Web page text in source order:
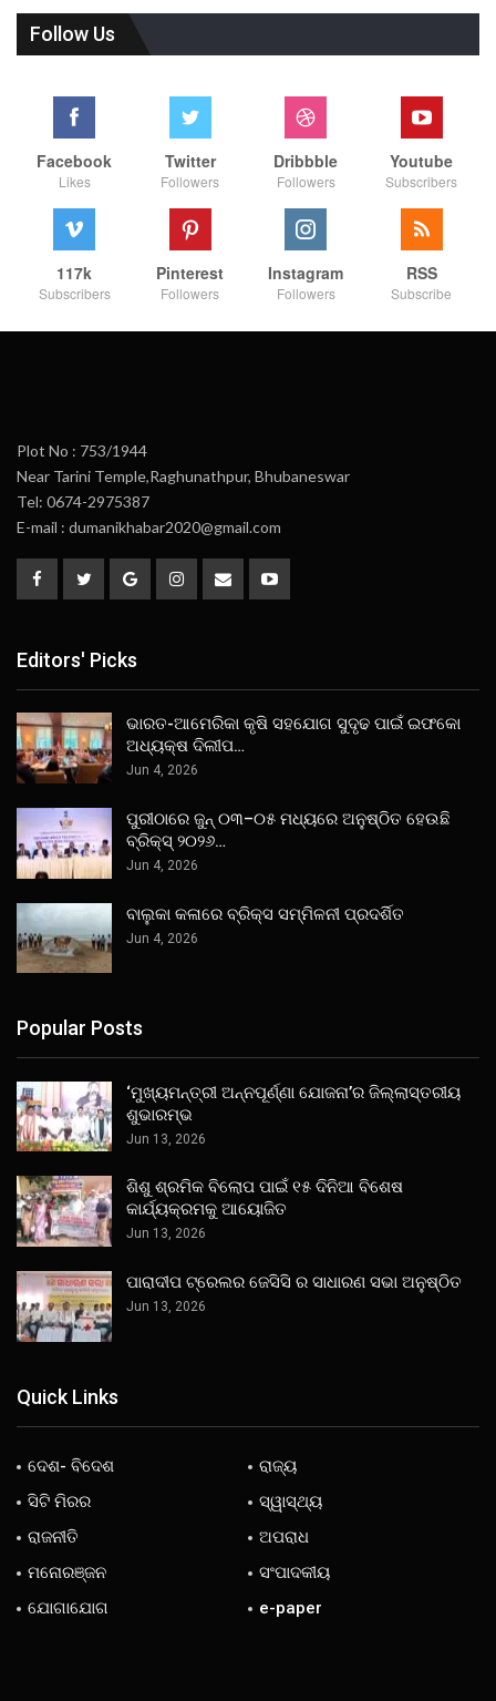
Follow Us
Facebook
Likes
Twitter
Followers
Dribbble
Followers
Youtube
Subscribers
117k
Subscribers
Pinterest
Followers
Instagram
Followers
RSS
Subscribe
Plot No : 753/1944
Near Tarini Temple,Raghunathpur, Bhubaneswar
Tel: 0674-2975387
E-mail : dumanikhabar2020@gmail.com
Editors' Picks
ଭାରତ-ଆମେରିକା କୃଷି ସହଯୋଗ ସୁଦୃଢ ପାଇଁ ଇଫକୋ
ଅଧ୍ୟକ୍ଷ ଦିଲୀପ…
Jun 4, 2026
ପୁରୀଠାରେ ଜୁନ୍ ୦୩–୦୫ ମଧ୍ୟରେ ଅନୁଷ୍ଠିତ ହେଉଛି
ବ୍ରିକ୍ସ୍ ୨୦୨୬…
Jun 4, 2026
ବାଲୁକା କଳାରେ ବ୍ରିକ୍ସ ସମ୍ମିଳନୀ ପ୍ରଦର୍ଶିତ
Jun 4, 2026
Popular Posts
‘ମୁଖ୍ୟମନ୍ତ୍ରୀ ଅନ୍ନପୂର୍ଣ୍ଣା ଯୋଜନା’ର ଜିଲ୍ଲାସ୍ତରୀୟ
ଶୁଭାରମ୍ଭ
Jun 13, 2026
ଶିଶୁ ଶ୍ରମିକ ବିଲୋପ ପାଇଁ ୧୫ ଦିନିଆ ବିଶେଷ
କାର୍ଯ୍ୟକ୍ରମକୁ ଆୟୋଜିତ
Jun 13, 2026
ପାରାଦୀପ ଟ୍ରେଲର ଜେସିସି ର ସାଧାରଣ ସଭା ଅନୁଷ୍ଠିତ
Jun 13, 2026
Quick Links
ଦେଶ- ବିଦେଶ
ରାଜ୍ୟ
ସିଟି ମିରର
ସ୍ୱାସ୍ଥ୍ୟ
ରାଜନୀତି
ଅପରାଧ
ମନୋରଞ୍ଜନ
ସଂପାଦକୀୟ
ଯୋଗାଯୋଗ
e-paper